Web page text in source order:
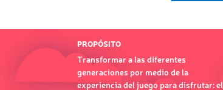
PROPÓSITO
Transformar a las diferentes
generaciones por medio de la
experiencia del juego para disfrutar: el